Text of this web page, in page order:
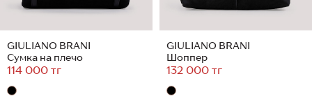
GIULIANO BRANI
Сумка на плечо
114 000 тг
GIULIANO BRANI
Шоппер
132 000 тг